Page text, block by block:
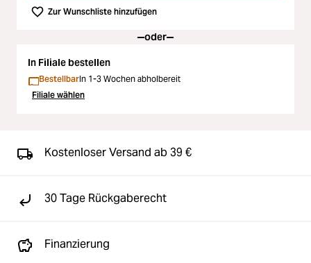
SALE
Zur Wunschliste hinzufügen
oder
In Filiale bestellen
BestellbarIn 1-3 Wochen abholbereit
Filiale wählen
Kostenloser Versand ab 39 €
30 Tage Rückgaberecht
Finanzierung